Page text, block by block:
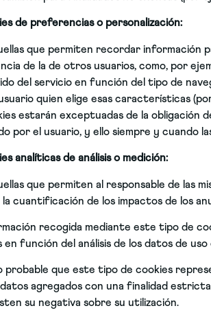
de preferencias o personalización:
que permiten recordar información
de la de otros usuarios, como, por
del servicio en función del tipo de
quien elige esas características
estarán exceptuadas de la
por el usuario, y ello siempre y cuando
analíticas de análisis o medición:
que permiten al responsable de las
la cuantificación de los impactos de los
recogida mediante este tipo de
en función del análisis de los datos de
probable que este tipo de cookies
agregados con una finalidad
su negativa sobre su utilización.